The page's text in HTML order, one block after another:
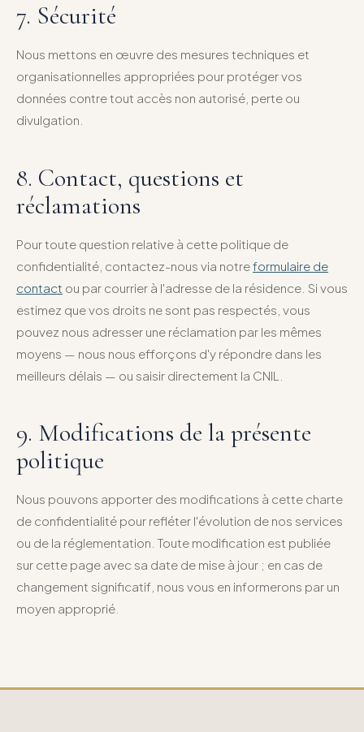
7. Sécurité
Nous mettons en œuvre des mesures techniques et
organisationnelles appropriées pour protéger vos
données contre tout accès non autorisé, perte ou
divulgation.
8. Contact, questions et
réclamations
Pour toute question relative à cette politique de
confidentialité, contactez-nous via notreformulaire de
contact ou par courrier à l'adresse de la résidence. Si vous
estimez que vos droits ne sont pas respectés, vous
pouvez nous adresser une réclamation par les mêmes
moyens — nous nous efforçons d'y répondre dans les
meilleurs délais — ou saisir directement la CNIL.
9. Modifications de la présente
politique
Nous pouvons apporter des modifications à cette charte
de confidentialité pour refléter l'évolution de nos services
ou de la réglementation. Toute modification est publiée
sur cette page avec sa date de mise à jour ; en cas de
changement significatif, nous vous en informerons par un
moyen approprié.